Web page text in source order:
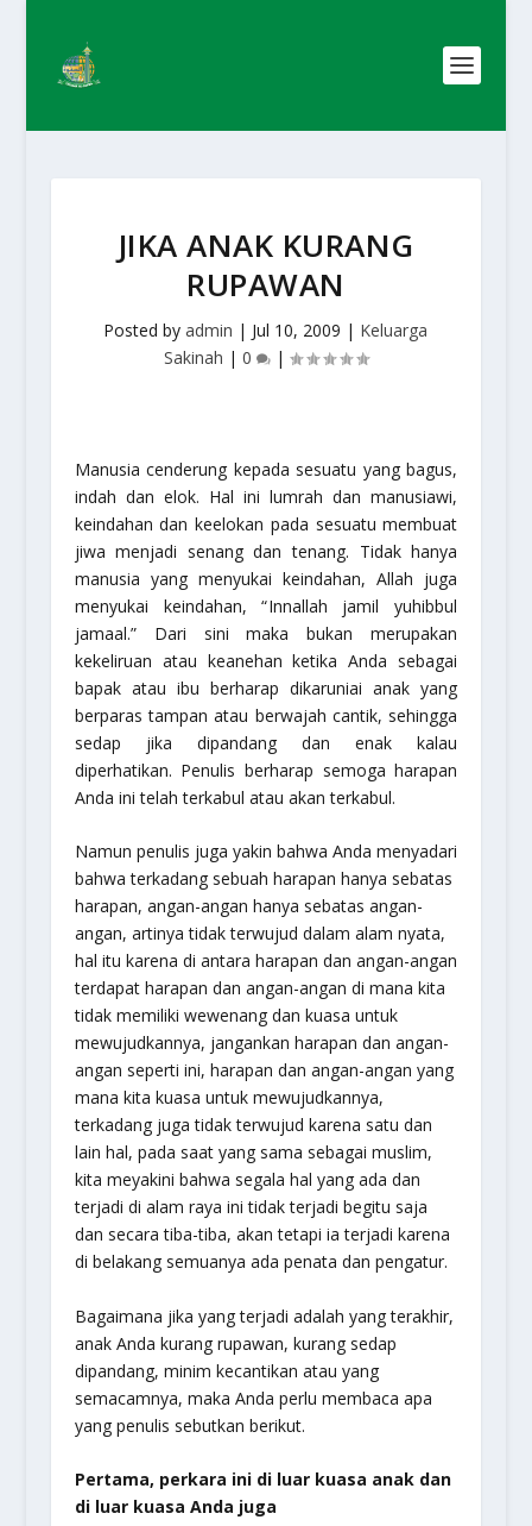
JIKA ANAK KURANG
RUPAWAN
Posted byadmin | Jul 10, 2009 | Keluarga
Sakinah | 0 |
Manusia cenderung kepada sesuatu yang bagus,
indah dan elok. Hal ini lumrah dan manusiawi,
keindahan dan keelokan pada sesuatu membuat
jiwa menjadi senang dan tenang. Tidak hanya
manusia yang menyukai keindahan, Allah juga
menyukai keindahan, “Innallah jamil yuhibbul
jamaal.” Dari sini maka bukan merupakan
kekeliruan atau keanehan ketika Anda sebagai
bapak atau ibu berharap dikaruniai anak yang
berparas tampan atau berwajah cantik, sehingga
sedap jika dipandang dan enak kalau
diperhatikan. Penulis berharap semoga harapan
Anda ini telah terkabul atau akan terkabul.
Namun penulis juga yakin bahwa Anda menyadari
bahwa terkadang sebuah harapan hanya sebatas
harapan, angan-angan hanya sebatas angan-
angan, artinya tidak terwujud dalam alam nyata,
hal itu karena di antara harapan dan angan-angan
terdapat harapan dan angan-angan di mana kita
tidak memiliki wewenang dan kuasa untuk
mewujudkannya, jangankan harapan dan angan-
angan seperti ini, harapan dan angan-angan yang
mana kita kuasa untuk mewujudkannya,
terkadang juga tidak terwujud karena satu dan
lain hal, pada saat yang sama sebagai muslim,
kita meyakini bahwa segala hal yang ada dan
terjadi di alam raya ini tidak terjadi begitu saja
dan secara tiba-tiba, akan tetapi ia terjadi karena
di belakang semuanya ada penata dan pengatur.
Bagaimana jika yang terjadi adalah yang terakhir,
anak Anda kurang rupawan, kurang sedap
dipandang, minim kecantikan atau yang
semacamnya, maka Anda perlu membaca apa
yang penulis sebutkan berikut.
Pertama, perkara ini di luar kuasa anak dan
di luar kuasa Anda juga